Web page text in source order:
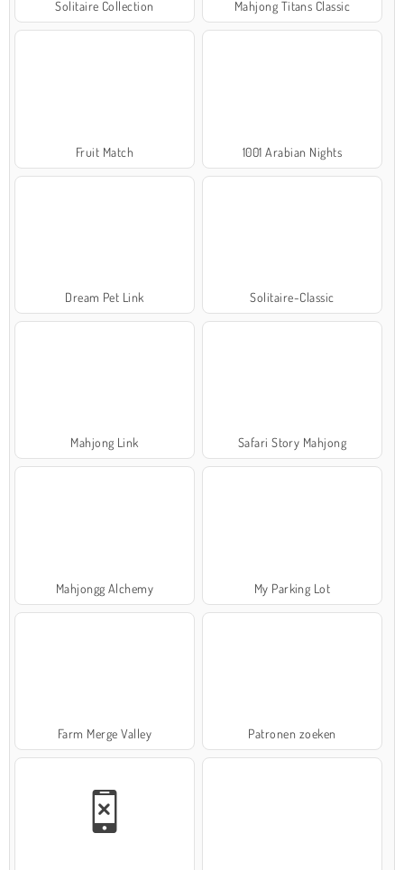
Solitaire Collection Mahjong Titans Classic
Fruit Match 1001 Arabian Nights
Dream Pet Link Solitaire-Classic
Mahjong Link Safari Story Mahjong
Mahjongg Alchemy My Parking Lot
Farm Merge Valley Patronen zoeken